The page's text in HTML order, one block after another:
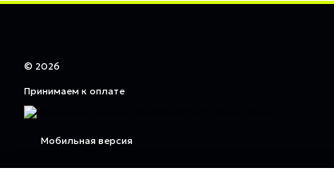
© 2026
Принимаем к оплате
Мобильная версия